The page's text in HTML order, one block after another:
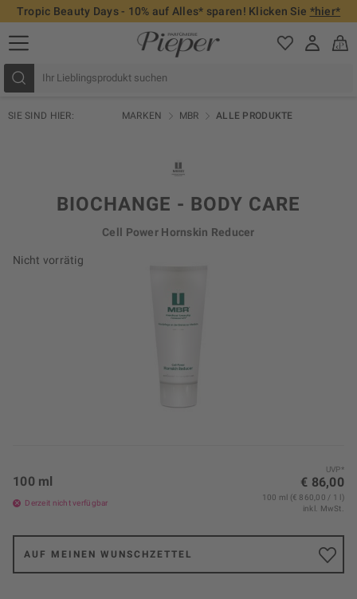
Tropic Beauty Days - 10% auf Alles* sparen! Klicken Sie *hier*
SIE SIND HIER: MARKEN MBR ALLE PRODUKTE
Nicht vorrätig
BIOCHANGE - BODY CARE
Cell Power Hornskin Reducer
UVP*
€ 86,00
100 ml
Derzeit nicht verfügbar
100 ml (€ 860,00 / 1 l)
inkl. MwSt.
AUF MEINEN WUNSCHZETTEL